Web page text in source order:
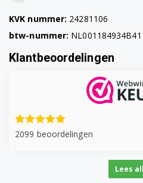
KVK nummer: 24281106
btw-nummer: NL001184934B41
Klantbeoordelingen
2099 beoordelingen
Lees